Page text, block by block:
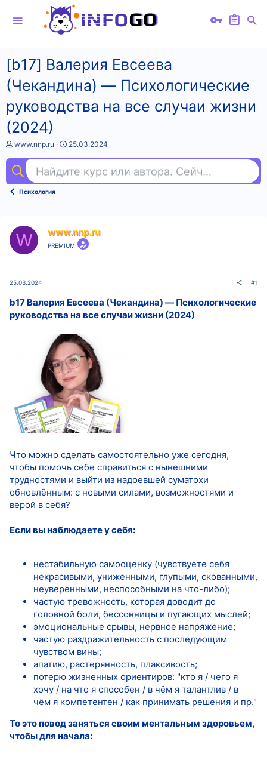
[b17] Валерия Евсеева
(Чекандина) ― Психологические
руководства на все случаи жизни
(2024)
А
т
о
т
www.nnp.ru
Д
а
н
а
25.03.2024
Найдите курс или автора. Сейчас ищут
Психология
W www.nnp.ru
PREMIUM
25.03.2024 #1
b17 Валерия Евсеева (Чекандина) ― Психологические
руководства на все случаи жизни (2024)
Что можно сделать самостоятельно уже сегодня,
чтобы помочь себе справиться с нынешними
трудностями и выйти из надоевшей суматохи
обновлённым: с новыми силами, возможностями и
верой в себя?
Если вы наблюдаете у себя:
нестабильную самооценку (чувствуете себя
некрасивыми, униженными, глупыми, скованными,
неуверенными, неспособными на что-либо);
частую тревожность, которая доводит до
головной боли, бессонницы и пугающих мыслей;
эмоциональные срывы, нервное напряжение;
частую раздражительность с последующим
чувством вины;
апатию, растерянность, плаксивость;
потерю жизненных ориентиров: "кто я / чего я
хочу / на что я способен / в чём я талантлив / в
чём я компетентен / как принимать решения и пр."
То это повод заняться своим ментальным здоровьем,
чтобы для начала: